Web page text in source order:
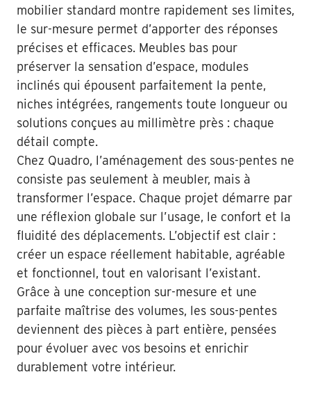
mobilier standard montre rapidement ses limites,
le sur-mesure permet d’apporter des réponses
précises et efficaces. Meubles bas pour
préserver la sensation d’espace, modules
inclinés qui épousent parfaitement la pente,
niches intégrées, rangements toute longueur ou
solutions conçues au millimètre près : chaque
détail compte.
Chez Quadro, l’aménagement des sous-pentes ne
consiste pas seulement à meubler, mais à
transformer l’espace. Chaque projet démarre par
une réflexion globale sur l’usage, le confort et la
fluidité des déplacements. L’objectif est clair :
créer un espace réellement habitable, agréable
et fonctionnel, tout en valorisant l’existant.
Grâce à une conception sur-mesure et une
parfaite maîtrise des volumes, les sous-pentes
deviennent des pièces à part entière, pensées
pour évoluer avec vos besoins et enrichir
durablement votre intérieur.